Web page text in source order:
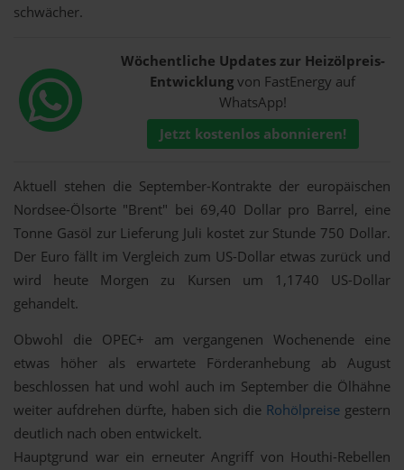
schwächer.
Wöchentliche Updates zur Heizölpreis-
Entwicklungvon FastEnergy auf
WhatsApp!
Jetzt kostenlos abonnieren!
Aktuell stehen die September-Kontrakte der europäischen
Nordsee-Ölsorte "Brent" bei 69,40 Dollar pro Barrel, eine
Tonne Gasöl zur Lieferung Juli kostet zur Stunde 750 Dollar.
Der Euro fällt im Vergleich zum US-Dollar etwas zurück und
wird heute Morgen zu Kursen um 1,1740 US-Dollar
gehandelt.
Obwohl die OPEC+ am vergangenen Wochenende eine
etwas höher als erwartete Förderanhebung ab August
beschlossen hat und wohl auch im September die Ölhähne
weiter aufdrehen dürfte, haben sich die Rohölpreise gestern
deutlich nach oben entwickelt.
Hauptgrund war ein erneuter Angriff von Houthi-Rebellen